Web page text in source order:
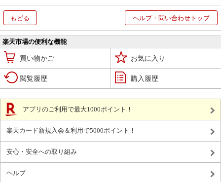
もどる ヘルプ・問い合わせトップ
楽天市場の便利な機能
買い物かご お気に入り
閲覧履歴 購入履歴
アプリのご利用で最大1000ポイント！
楽天カード新規入会＆利用で5000ポイント！
安心・安全への取り組み
ヘルプ